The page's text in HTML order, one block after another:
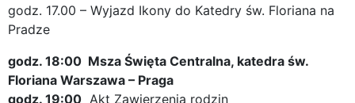
godz. 17.00 – Wyjazd Ikony do Katedry św. Floriana na
Pradze
godz. 18:00 Msza Święta Centralna, katedra św.
Floriana Warszawa – Praga
godz. 19:00 Akt Zawierzenia rodzin